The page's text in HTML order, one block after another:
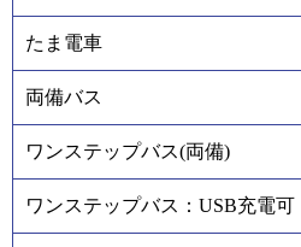
たま電車
両備バス
ワンステップバス(両備)
ワンステップバス：USB充電可